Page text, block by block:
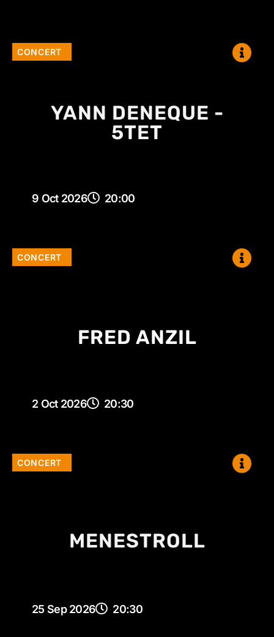
CONCERT
YANN DENEQUE -
5TET
9 Oct 2026 20:00
CONCERT
FRED ANZIL
2 Oct 2026 20:30
CONCERT
MENESTROLL
25 Sep 2026 20:30